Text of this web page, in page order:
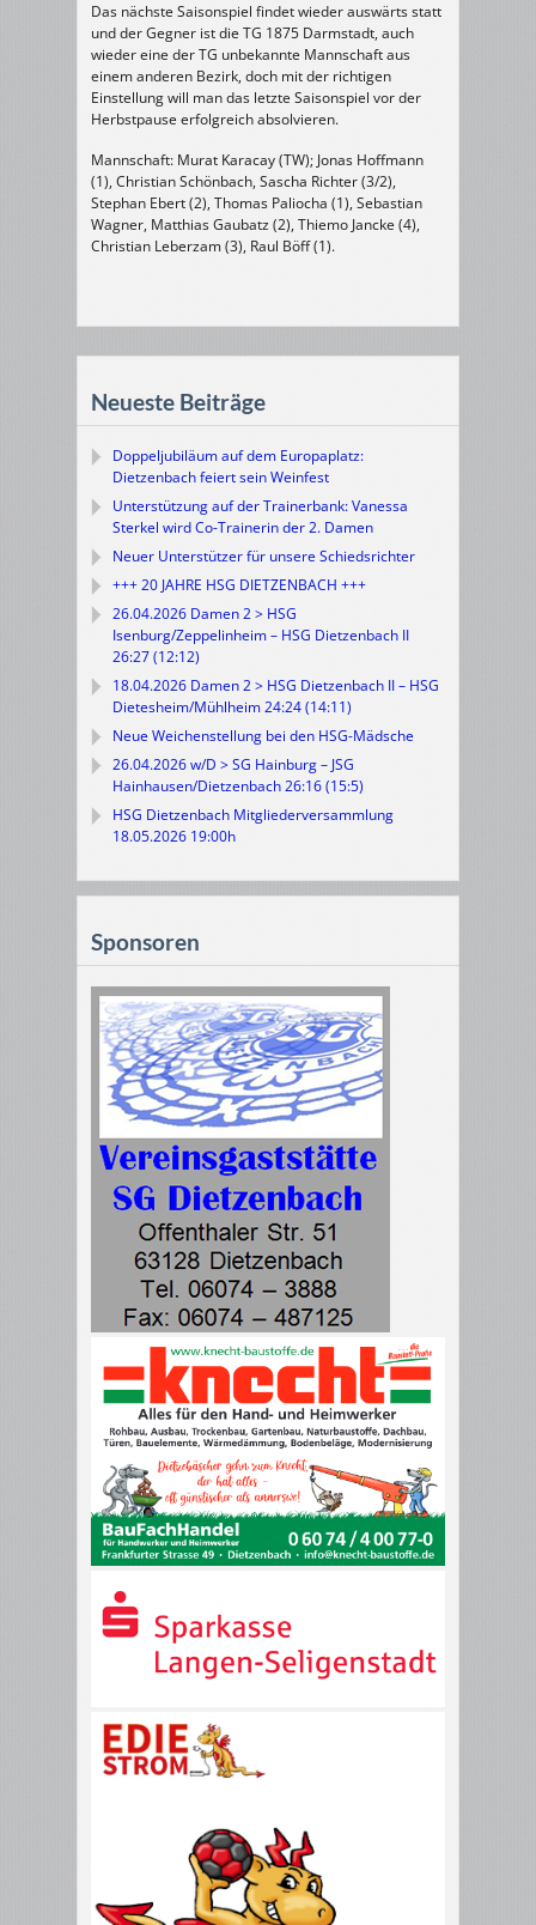
Das nächste Saisonspiel findet wieder auswärts statt
und der Gegner ist die TG 1875 Darmstadt, auch
wieder eine der TG unbekannte Mannschaft aus
einem anderen Bezirk, doch mit der richtigen
Einstellung will man das letzte Saisonspiel vor der
Herbstpause erfolgreich absolvieren.
Mannschaft: Murat Karacay (TW); Jonas Hoffmann
(1), Christian Schönbach, Sascha Richter (3/2),
Stephan Ebert (2), Thomas Paliocha (1), Sebastian
Wagner, Matthias Gaubatz (2), Thiemo Jancke (4),
Christian Leberzam (3), Raul Böff (1).
Neueste Beiträge
Doppeljubiläum auf dem Europaplatz:
Dietzenbach feiert sein Weinfest
Unterstützung auf der Trainerbank: Vanessa
Sterkel wird Co-Trainerin der 2. Damen
Neuer Unterstützer für unsere Schiedsrichter
+++ 20 JAHRE HSG DIETZENBACH +++
26.04.2026 Damen 2 > HSG
Isenburg/Zeppelinheim – HSG Dietzenbach II
26:27 (12:12)
18.04.2026 Damen 2 > HSG Dietzenbach II – HSG
Dietesheim/Mühlheim 24:24 (14:11)
Neue Weichenstellung bei den HSG-Mädsche
26.04.2026 w/D > SG Hainburg – JSG
Hainhausen/Dietzenbach 26:16 (15:5)
HSG Dietzenbach Mitgliederversammlung
18.05.2026 19:00h
Sponsoren